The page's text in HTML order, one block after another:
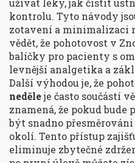
užívat léky, jak čistit
kontrolu. Tyto návody
zotavení a minimalizaci
vědět, že pohotovost v
balíčky pro pacienty s
levnější analgetika a
Další výhodou je, že
neděleje často součástí
znamená, že pokud bude
být snadno
okolí. Tento přístup
eliminuje zbytečné